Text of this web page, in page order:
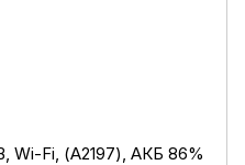
Wi-Fi, (А2197), АКБ 86%